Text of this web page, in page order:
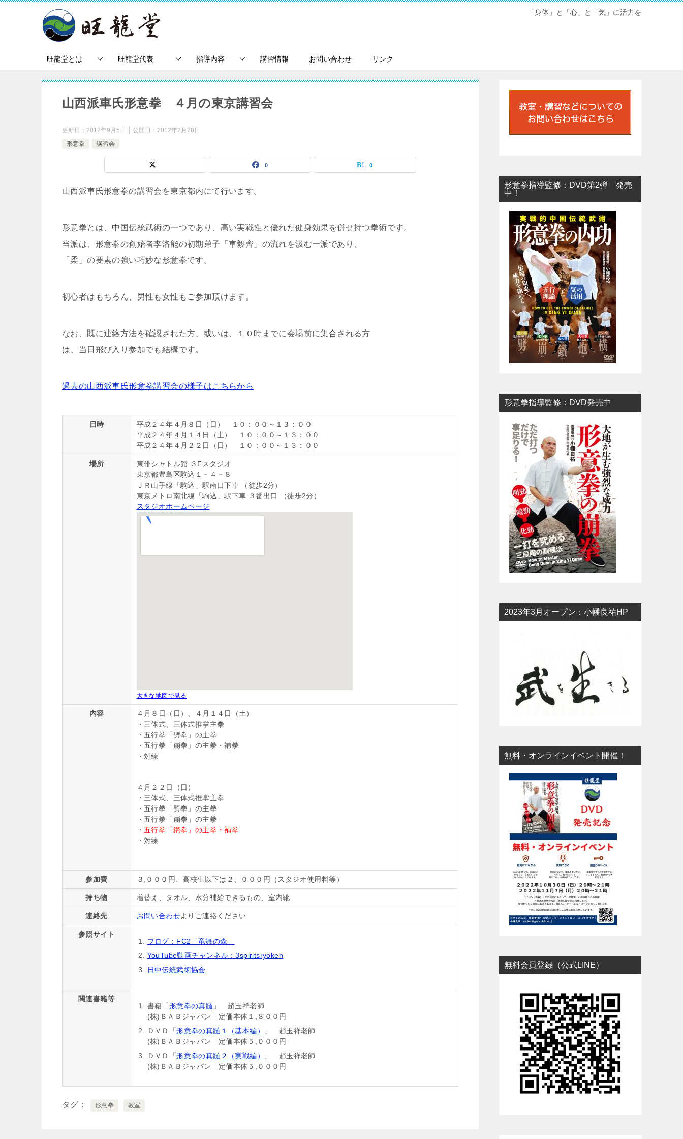
「身体」と「心」と「気」に活力を
旺龍堂とは 旺龍堂代表 指導内容 講習情報 お問い合わせ リンク
山西派車氏形意拳 ４月の東京講習会
更新日： 2012年9月5日 公開日： 2012年2月28日
形意拳
講習会
0 0
山西派車氏形意拳の講習会を東京都内にて行います。
形意拳とは、中国伝統武術の一つであり、高い実戦性と優れた健身効果を併せ持つ拳術です。
当派は、形意拳の創始者李洛能の初期弟子「車毅齊」の流れを汲む一派であり、
「柔」の要素の強い巧妙な形意拳です。
初心者はもちろん、男性も女性もご参加頂けます。
なお、既に連絡方法を確認された方、或いは、１０時までに会場前に集合される方
は、当日飛び入り参加でも結構です。
過去の山西派車氏形意拳講習会の様子はこちらから
日時
平成２４年４月８日（日） １０：００～１３：００
平成２４年４月１４日（土） １０：００～１３：００
平成２４年４月２２日（日） １０：００～１３：００
場所
東俳シャトル館 ３Fスタジオ
東京都豊島区駒込１－４－８
ＪＲ山手線「駒込」駅南口下車 （徒歩2分）
東京メトロ南北線「駒込」駅下車 ３番出口 （徒歩2分）
スタジオホームページ
大きな地図で見る
内容
４月８日（日）、４月１４日（土）
・三体式、三体式推掌主拳
・五行拳「劈拳」の主拳
・五行拳「崩拳」の主拳・補拳
・対練
４月２２日（日）
・三体式、三体式推掌主拳
・五行拳「劈拳」の主拳
・五行拳「崩拳」の主拳
・ 五行拳「鑽拳」の主拳・補拳
・対練
参加費 ３,０００円、高校生以下は２、０００円（スタジオ使用料等）
持ち物 着替え、タオル、水分補給できるもの、室内靴
連絡先 お問い合わせよりご連絡ください
参照サイト
ブログ：FC2「竜舞の森」
YouTube動画チャンネル：3spiritsryoken
日中伝統武術協会
関連書籍等
書籍「 形意拳の真髄 」 趙玉祥老師
(株)ＢＡＢジャパン 定価本体１,８００円
ＤＶＤ「形意拳の真髄１（基本編）
」 趙玉祥老師
(株)ＢＡＢジャパン 定価本体５,０００円
ＤＶＤ「形意拳の真髄２（実戦編）
」 趙玉祥老師
(株)ＢＡＢジャパン 定価本体５,０００円
タグ 形意拳 教室
形意拳指導監修：DVD第2弾 発売
中！
形意拳指導監修：DVD発売中
2023年3月オープン：小幡良祐HP
無料・オンラインイベント開催！
無料会員登録（公式LINE）